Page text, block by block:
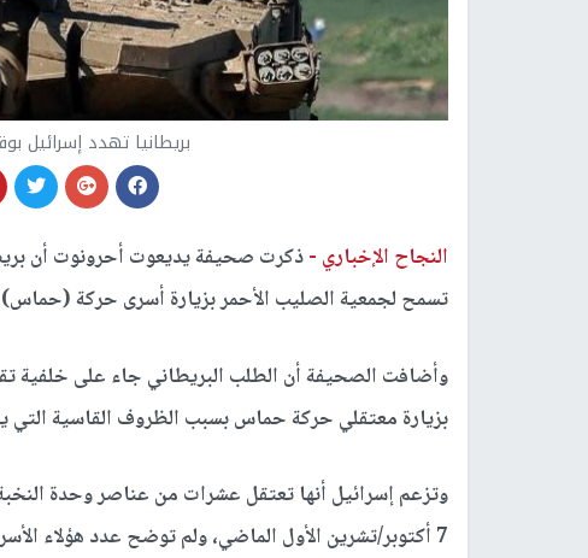
بريطانيا تهدد إسرائيل
النجاح الإخباري -ذكرت صحيفة يديعوت أحرونوت أن
تسمح لجمعية الصليب الأحمر بزيارة أسرى حركة (حماس)
وأضافت الصحيفة أن الطلب البريطاني جاء على خلفية
بزيارة معتقلي حركة حماس بسبب الظروف القاسية التي
وتزعم إسرائيل أنها تعتقل عشرات من عناصر وحدة
7 أكتوبر/تشرين الأول الماضي، ولم توضح عدد هؤلاء الأسرى أو مكان احتجازهم.